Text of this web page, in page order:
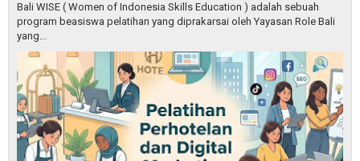
Bali WISE ( Women of Indonesia Skills Education ) adalah sebuah
program beasiswa pelatihan yang diprakarsai oleh Yayasan Role Bali
yang...